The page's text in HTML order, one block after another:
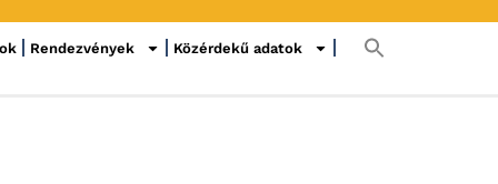
Rendezvények Közérdekű adatok